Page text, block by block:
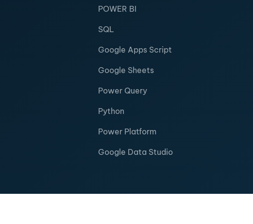
POWER BI
SQL
Google Apps Script
Google Sheets
Power Query
Python
Power Platform
Google Data Studio